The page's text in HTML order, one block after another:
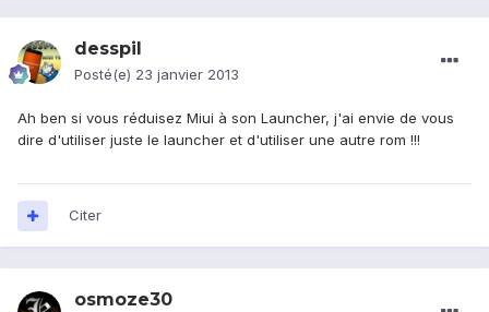
desspil
Posté(e) 23 janvier 2013
Ah ben si vous réduisez Miui à son Launcher, j'ai envie de vous
dire d'utiliser juste le launcher et d'utiliser une autre rom !!!
Citer
osmoze30